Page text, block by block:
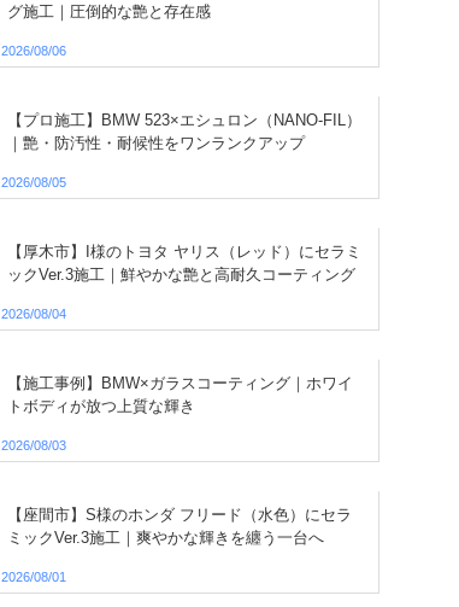
グ施工｜圧倒的な艶と存在感
2026/08/06
【プロ施工】BMW 523×エシュロン（NANO-FIL）
｜艶・防汚性・耐候性をワンランクアップ
2026/08/05
【厚木市】I様のトヨタ ヤリス（レッド）にセラミ
ックVer.3施工｜鮮やかな艶と高耐久コーティング
2026/08/04
【施工事例】BMW×ガラスコーティング｜ホワイ
トボディが放つ上質な輝き
2026/08/03
【座間市】S様のホンダ フリード（水色）にセラ
ミックVer.3施工｜爽やかな輝きを纏う一台へ
2026/08/01